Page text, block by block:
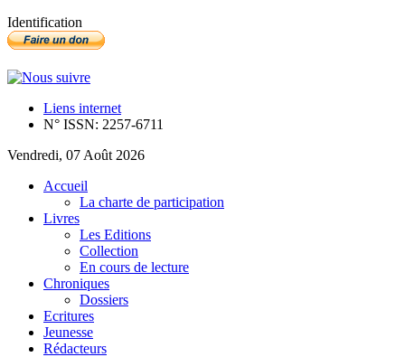
Identification
Liens internet
N° ISSN: 2257-6711
Vendredi, 07 Août 2026
Accueil
La charte de participation
Livres
Les Editions
Collection
En cours de lecture
Chroniques
Dossiers
Ecritures
Jeunesse
Rédacteurs